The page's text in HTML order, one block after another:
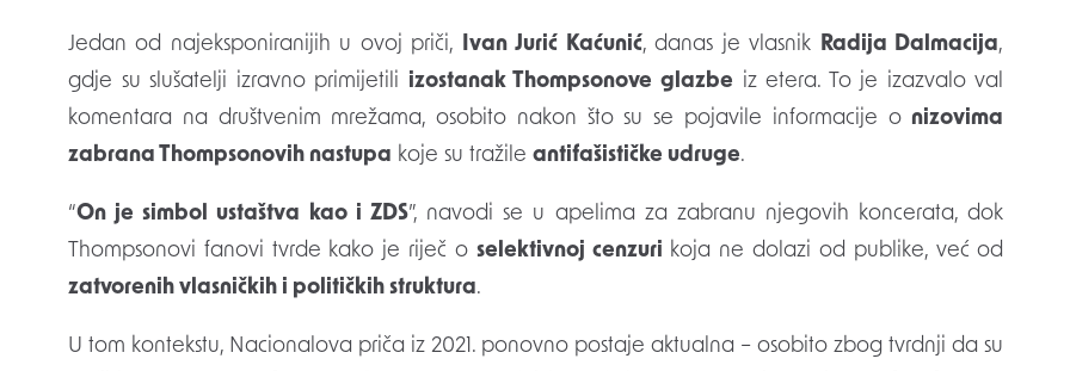
Jedan od najeksponiranijih u ovoj priči, Ivan Jurić Kaćunić, danas je vlasnik Radija Dalmacija,
gdje su slušatelji izravno primijetili izostanak Thompsonove glazbe iz etera. To je izazvalo val
komentara na društvenim mrežama, osobito nakon što su se pojavile informacije o nizovima
zabrana Thompsonovih nastupa koje su tražile antifašističke udruge.
“On je simbol ustaštva kao i ZDS”, navodi se u apelima za zabranu njegovih koncerata, dok
Thompsonovi fanovi tvrde kako je riječ o selektivnoj cenzuri koja ne dolazi od publike, već od
zatvorenih vlasničkih i političkih struktura.
U tom kontekstu, Nacionalova priča iz 2021. ponovno postaje aktualna – osobito zbog tvrdnji da su